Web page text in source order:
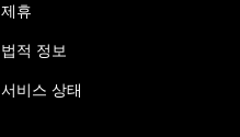
제휴
법적 정보
서비스 상태